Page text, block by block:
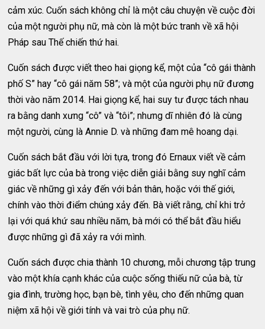
cảm xúc. Cuốn sách không chỉ là một câu chuyện về cuộc đời
của một người phụ nữ, mà còn là một bức tranh về xã hội
Pháp sau Thế chiến thứ hai.
Cuốn sách được viết theo hai giọng kể, một của “cô gái thành
phố S” hay “cô gái năm 58”; và một của người phụ nữ đương
thời vào năm 2014. Hai giọng kể, hai suy tư được tách nhau
ra bằng danh xưng “cô” và “tôi”; nhưng dĩ nhiên đó là cùng
một người, cùng là Annie D. và những đam mê hoang dại.
Cuốn sách bắt đầu với lời tựa, trong đó Ernaux viết về cảm
giác bất lực của bà trong việc diễn giải bằng suy nghĩ cảm
giác về những gì xảy đến với bản thân, hoặc với thế giới,
chính vào thời điểm chúng xảy đến. Bà viết rằng, chỉ khi trở
lại với quá khứ sau nhiều năm, bà mới có thể bắt đầu hiểu
được những gì đã xảy ra với mình.
Cuốn sách được chia thành 10 chương, mỗi chương tập trung
vào một khía cạnh khác của cuộc sống thiếu nữ của bà, từ
gia đình, trường học, bạn bè, tình yêu, cho đến những quan
niệm xã hội về giới tính và vai trò của phụ nữ.